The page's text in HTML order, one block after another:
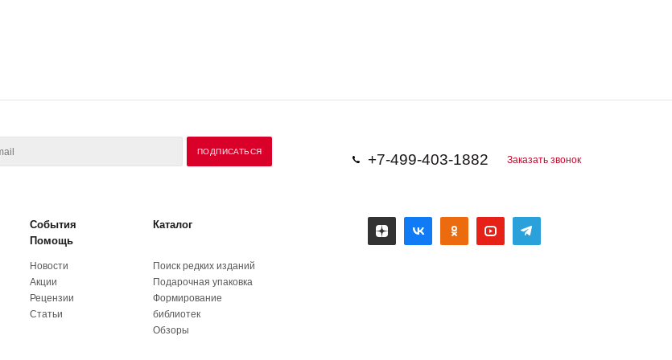
+7-499-403-1882 Заказать звонок
События
Каталог
Помощь
Новости
Акции
Рецензии
Статьи
Поиск редких изданий
Подарочная упаковка
Формирование
библиотек
Обзоры